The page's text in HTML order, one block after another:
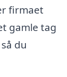
firmaet
gamle tag
du